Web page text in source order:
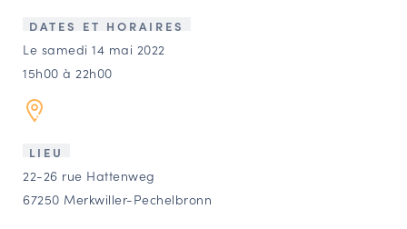
CONTACT
Agenda
Annuaire
Ressources
DATES ET HORAIRES
Le samedi 14 mai 2022
15h00 à 22h00
LIEU
22-26 rue Hattenweg
67250 Merkwiller-Pechelbronn